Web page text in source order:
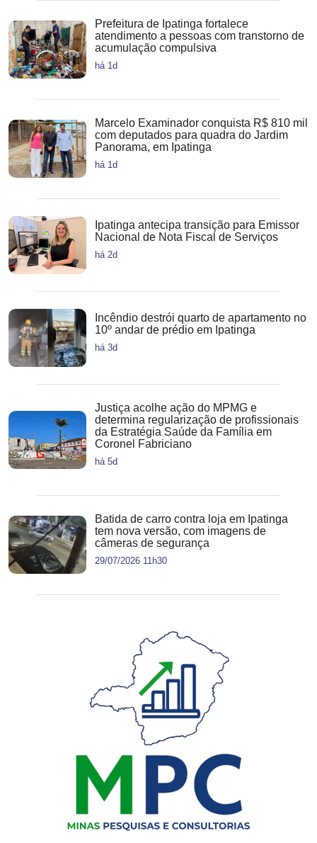
Prefeitura de Ipatinga fortalece
atendimento a pessoas com transtorno de
acumulação compulsiva
há 1d
Marcelo Examinador conquista R$ 810 mil
com deputados para quadra do Jardim
Panorama, em Ipatinga
há 1d
Ipatinga antecipa transição para Emissor
Nacional de Nota Fiscal de Serviços
há 2d
Incêndio destrói quarto de apartamento no
10º andar de prédio em Ipatinga
há 3d
Justiça acolhe ação do MPMG e
determina regularização de profissionais
da Estratégia Saúde da Família em
Coronel Fabriciano
há 5d
Batida de carro contra loja em Ipatinga
tem nova versão, com imagens de
câmeras de segurança
29/07/2026 11h30